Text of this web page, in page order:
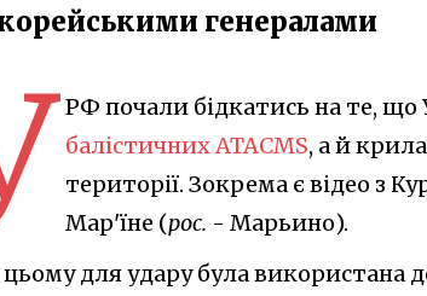
генералами
РФ почали бідкатись на те, що
балістичних ATACMS, а й
території. Зокрема є відео з
Мар'їне (рос. - Марьино).
для удару була використана